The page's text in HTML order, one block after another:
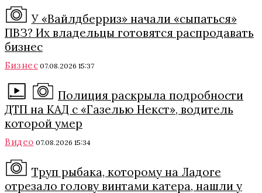
У «Вайлдберриз» начали «сыпаться»
ПВЗ? Их владельцы готовятся распродавать
бизнес
Бизнес 07.08.2026 15:37
Полиция раскрыла подробности
ДТП на КАД с «Газелью Некст», водитель
которой умер
Видео 07.08.2026 15:34
Труп рыбака, которому на Ладоге
отрезало голову винтами катера, нашли у